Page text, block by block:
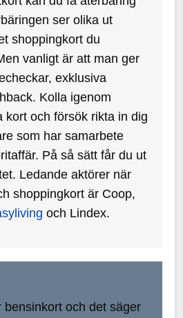
ser olika ut
shoppingkort du
vanligt är att man ger
exklusiva
Kolla igenom
kort och försök rikta in dig
som har samarbete
På så sätt får du ut
Ledande aktörer när
shoppingkort är Coop,
och Lindex.
bensinkort och det säger